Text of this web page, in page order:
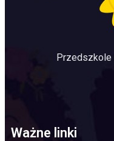
Przedszkole
Ważne linki